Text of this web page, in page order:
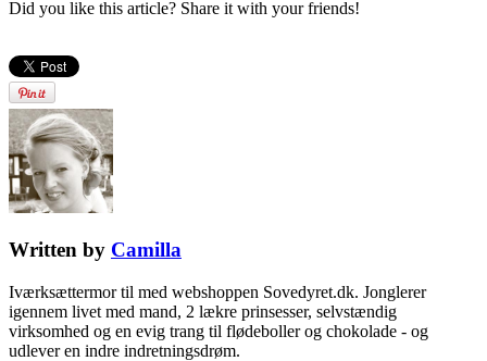
Did you like this article? Share it with your friends!
Written by Camilla
Iværksættermor til med webshoppen Sovedyret.dk. Jonglerer
igennem livet med mand, 2 lækre prinsesser, selvstændig
virksomhed og en evig trang til flødeboller og chokolade - og
udlever en indre indretningsdrøm.